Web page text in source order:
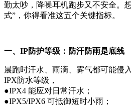
勤太吵，降噪耳机跑步又不安全。
式”，你得看准这五个关键指标。
一、IP防护等级：防汗防雨是底线
晨跑时汗水、雨滴、雾气都可能侵
IPX防水等级，
●IPX4 能应对日常汗水；
●IPX5/IPX6 可抵御短时小雨；